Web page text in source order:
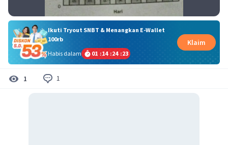
Ikuti Tryout SNBT & Menangkan E-Wallet
100rb
Habis dalam
01 :14 :24 :22
Klaim
1 1